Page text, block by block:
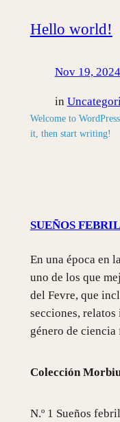
Hello world!
Nov 19, 2024
in
Welcome to
it, then start writing!
SUEÑOS
En una época en
uno de los que
del Fevre, que
secciones,
género de
Colección
N.º 1 Sueños